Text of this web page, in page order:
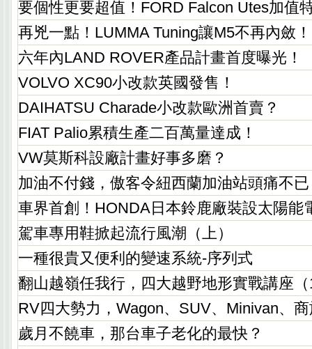
要個性更要超值！FORD Falcon Utes加值
再兇一點！LUMMA Tuning讓M5不再內斂！
六年內LAND ROVER產品計畫首度曝光！
VOLVO XC90小改款英國發售！
DAIHATSU Charade小改款歐洲首賣？
FIAT Palio累積生產二百萬量達成！
VW莫斯科設廠計畫好事多磨？
加油不付錢，傲客令紐西蘭加油站頭痛不
車界首創！HONDA日本鈴鹿廠裝設太陽能
駕車專用鞋掀起流行風潮（上）
一種很貴又便利的變速系統-序列式
翻山越嶺任我行，四大越野地形實戰講座
RV四大勢力，Wagon、SUV、Minivan、
歲月不饒車，那台車子老化的最快？